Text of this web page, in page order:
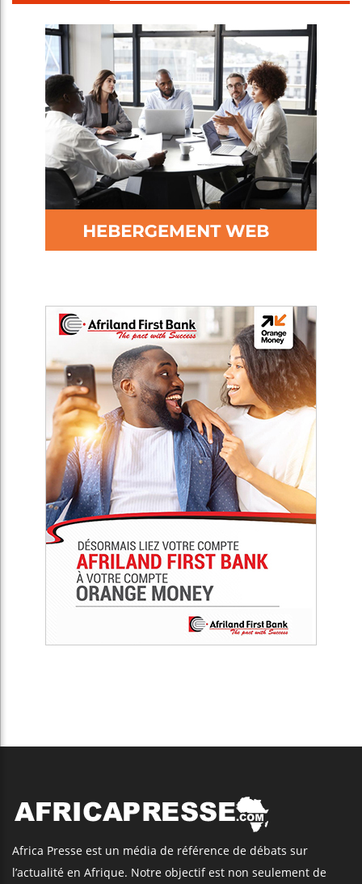
Africa Presse est un média de référence de débats sur
l’actualité en Afrique. Notre objectif est non seulement de